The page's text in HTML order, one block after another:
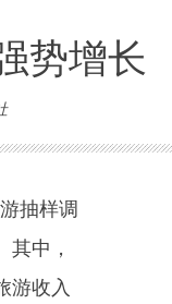
势增长
抽样调
中，
游收入